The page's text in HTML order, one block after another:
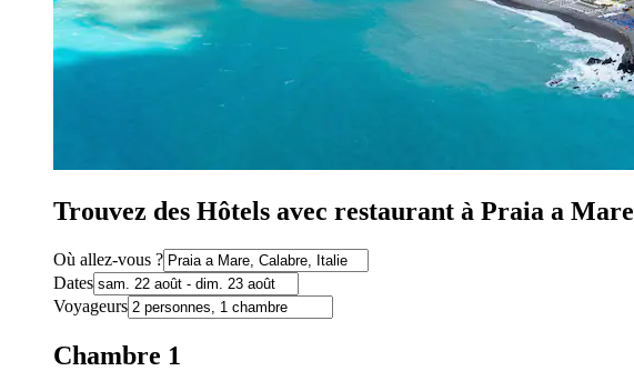
Trouvez des Hôtels avec restaurant à Praia a Mare
Où allez-vous ?
Dates
Voyageurs
Chambre 1